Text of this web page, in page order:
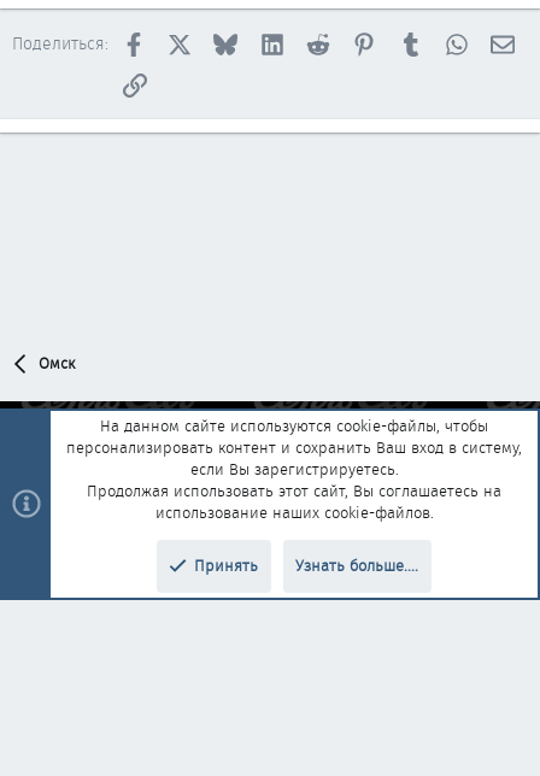
Поделиться: Facebook BlueskyLinkedInReddit PinterestTumblr
Ссылка
Омск
Обратная связь
Условия и правила
Политика конфиденциальности
Помощь Главная
R
add-ons by ThemeHouse Перевод от Jumuro®
На данном сайте используются cookie-файлы, чтобы
персонализировать контент и сохранить Ваш вход в систему,
если Вы зарегистрируетесь.
Продолжая использовать этот сайт, Вы соглашаетесь на
использование наших cookie-файлов.
Принять Узнать больше....